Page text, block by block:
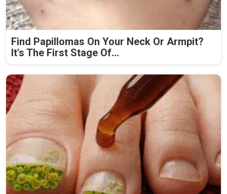
Find Papillomas On Your Neck Or Armpit?
It's The First Stage Of...